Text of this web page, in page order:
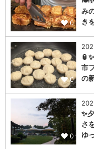
0
み
き
0
市
の
0
✨
さ
ゆ